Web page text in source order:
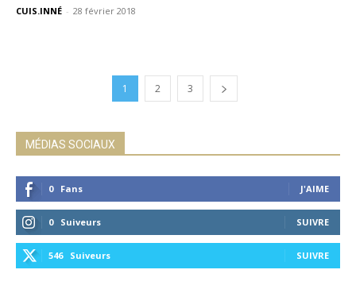
CUIS.INNÉ - 28 février 2018
1 2 3
MÉDIAS SOCIAUX
0 Fans J'AIME
0 Suiveurs SUIVRE
546 Suiveurs SUIVRE